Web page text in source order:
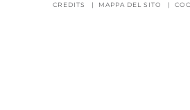
CREDITS | MAPPA DEL SITO |